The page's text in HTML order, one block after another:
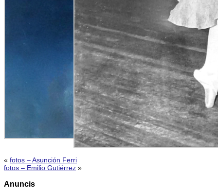
« fotos – Asunción Ferri
fotos – Emilio Gutiérrez »
Anuncis